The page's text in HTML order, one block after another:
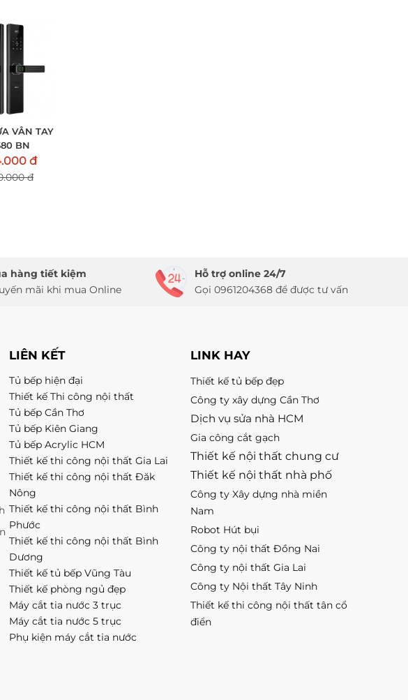
VÂN TAY
BN
đ
đ
hàng tiết kiệm
mãi khi mua Online
Hỗ trợ online 24/7
Gọi 0961204368 để được tư vấn
LIÊN KẾT
Tủ bếp hiện đại
Thiết kế Thi công nội thất
Tủ bếp Cần Thơ
Tủ bếp Kiên Giang
Tủ bếp Acrylic HCM
Thiết kế thi công nội thất Gia Lai
Thiết kế thi công nội thất Đăk
Nông
Thiết kế thi công nội thất Bình
Phước
Thiết kế thi công nội thất Bình
Dương
Thiết kế tủ bếp Vũng Tàu
Thiết kế phòng ngủ đẹp
Máy cắt tia nước 3 trục
Máy cắt tia nước 5 trục
Phụ kiện máy cắt tia nước
LINK HAY
Thiết kế tủ bếp đẹp
Công ty xây dựng Cần Thơ
Dịch vụ sửa nhà HCM
Gia công cắt gạch
Thiết kế nội thất chung cư
Thiết kế nội thất nhà phố
Công ty Xây dựng nhà miền
Nam
Robot Hút bụi
Công ty nội thất Đồng Nai
Công ty nội thất Gia Lai
Công ty Nội thất Tây Ninh
Thiết kế thi công nội thất tân cổ
điển